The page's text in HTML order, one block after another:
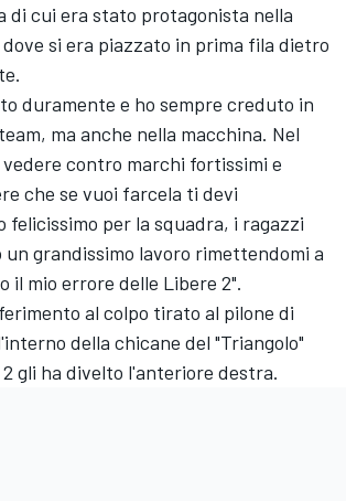
di cui era stato protagonista nella
si era piazzato in prima fila dietro
duramente e ho sempre creduto in
ma anche nella macchina. Nel
vedere contro marchi fortissimi e
che se vuoi farcela ti devi
felicissimo per la squadra, i ragazzi
grandissimo lavoro rimettendomi a
il mio errore delle Libere 2".
al colpo tirato al pilone di
della chicane del "Triangolo"
gli ha divelto l'anteriore destra.